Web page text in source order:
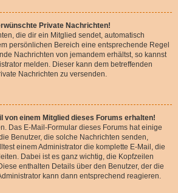
Private Nachrichten!
die dir ein Mitglied sendet, automatisch
persönlichen Bereich eine entsprechende Regel
Nachrichten von jemandem erhältst, so kannst
melden. Dieser kann dem betreffenden
Nachrichten zu versenden.
von einem Mitglied dieses Forums erhalten!
Das E-Mail-Formular dieses Forums hat einige
Benutzer, die solche Nachrichten senden,
einem Administrator die komplette E-Mail, die
Dabei ist es ganz wichtig, die Kopfzeilen
enthalten Details über den Benutzer, der die
kann dann entsprechend reagieren.